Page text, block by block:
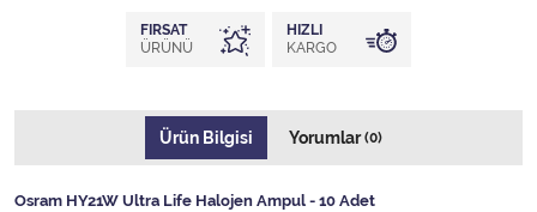
FIRSAT
ÜRÜNÜ
HIZLI
KARGO
Ürün Bilgisi Yorumlar(0)
Osram HY21W Ultra Life Halojen Ampul - 10 Adet